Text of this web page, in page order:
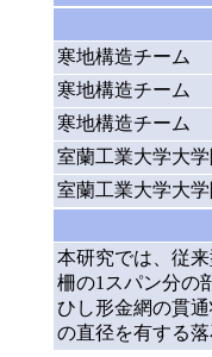
寒地構造チーム
寒地構造チーム
寒地構造チーム
室蘭工業大学大学
室蘭工業大学大学
本研究では、従
柵の1スパン分の
ひし形金網の貫
の直径を有する